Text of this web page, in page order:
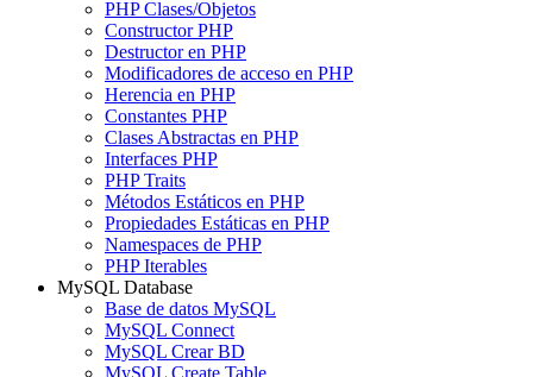
PHP Clases/Objetos
Constructor PHP
Destructor en PHP
Modificadores de acceso en PHP
Herencia en PHP
Constantes PHP
Clases Abstractas en PHP
Interfaces PHP
PHP Traits
Métodos Estáticos en PHP
Propiedades Estáticas en PHP
Namespaces de PHP
PHP Iterables
MySQL Database
Base de datos MySQL
MySQL Connect
MySQL Crear BD
MySQL Create Table